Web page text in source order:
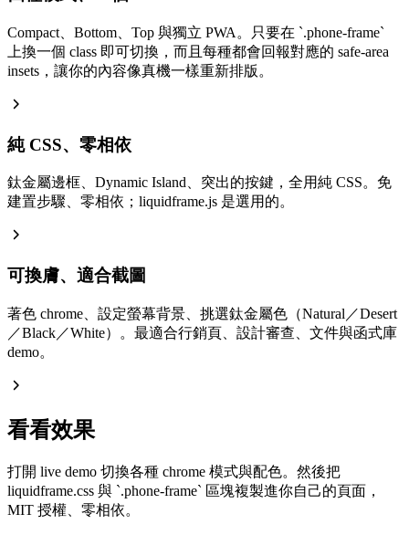
Compact、Bottom、Top 與獨立 PWA。只要在 `.phone-frame`
上換一個 class 即可切換，而且每種都會回報對應的 safe-area
insets，讓你的內容像真機一樣重新排版。
純 CSS、零相依
鈦金屬邊框、Dynamic Island、突出的按鍵，全用純 CSS。免
建置步驟、零相依；liquidframe.js 是選用的。
可換膚、適合截圖
著色 chrome、設定螢幕背景、挑選鈦金屬色（Natural／Desert
／Black／White）。最適合行銷頁、設計審查、文件與函式庫
demo。
看看效果
打開 live demo 切換各種 chrome 模式與配色。然後把
liquidframe.css 與 `.phone-frame` 區塊複製進你自己的頁面，
MIT 授權、零相依。